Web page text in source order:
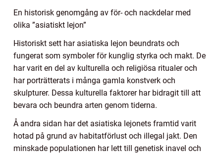
En historisk genomgång av för- och nackdelar med
olika ”asiatiskt lejon”
Historiskt sett har asiatiska lejon beundrats och
fungerat som symboler för kunglig styrka och makt. De
har varit en del av kulturella och religiösa ritualer och
har porträtterats i många gamla konstverk och
skulpturer. Dessa kulturella faktorer har bidragit till att
bevara och beundra arten genom tiderna.
Å andra sidan har det asiatiska lejonets framtid varit
hotad på grund av habitatförlust och illegal jakt. Den
minskade populationen har lett till genetisk inavel och